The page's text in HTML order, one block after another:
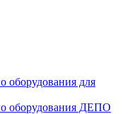
оборудования для
оборудования ДЕПО